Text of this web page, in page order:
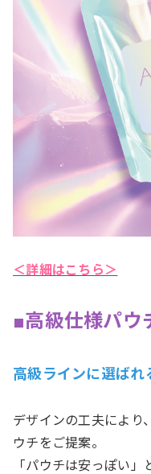
＜詳細はこちら＞
■高級仕様パ
高級ラインに選ばれ
デザインの工夫により
ウチをご提案。
「パウチは安っぽい